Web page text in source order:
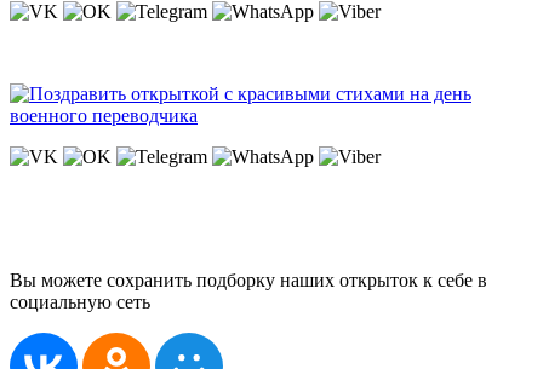
Вы можете сохранить подборку наших открыток к себе в
социальную сеть